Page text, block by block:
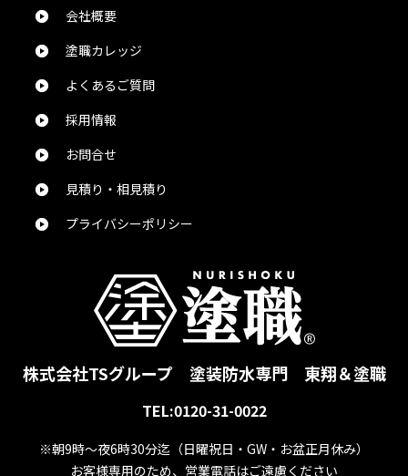
会社概要
塗職カレッジ
よくあるご質問
採用情報
お問合せ
見積り・相見積り
プライバシーポリシー
株式会社TSグループ 塗装防水専門 東翔＆塗職
TEL:0120-31-0022
※朝9時～夜6時30分迄 （日曜祝日・GW・お盆正月休み）
お客様専用のため、営業電話はご遠慮ください